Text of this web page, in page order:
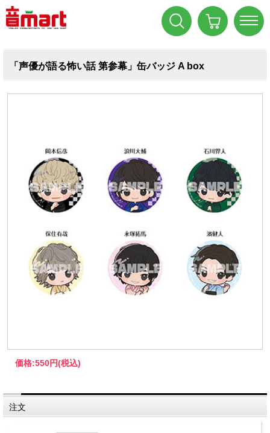
「声優が語る怖い話 第参幕」缶バッジ A box
価格:550円(税込)
注文